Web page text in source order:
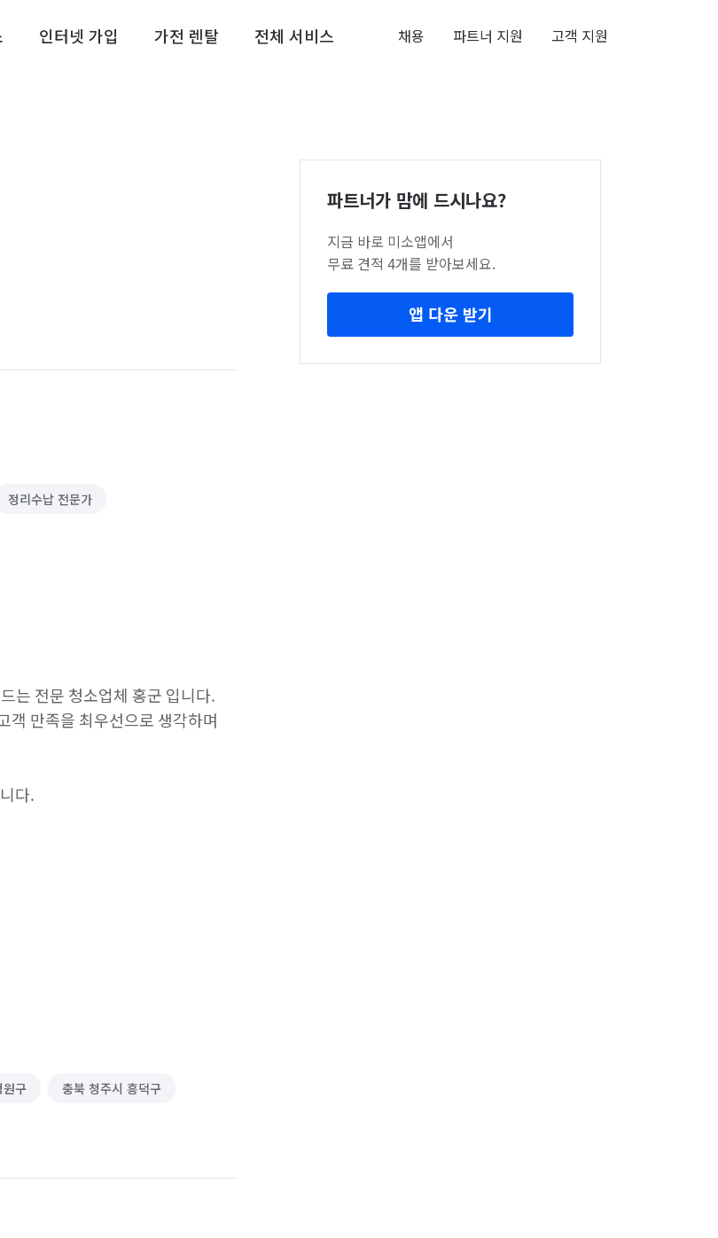
인터넷 가입 가전 렌탈 전체 서비스 채용 파트너 지원 고객 지원
정리수납 전문가
는 전문 청소업체 홍군 입니다.
객 만족을 최우선으로 생각하며
다.
듭니다.
니다.
원구 충북 청주시 흥덕구
파트너가 맘에 드시나요?
지금 바로 미소앱에서
무료 견적 4개를 받아보세요.
앱 다운 받기